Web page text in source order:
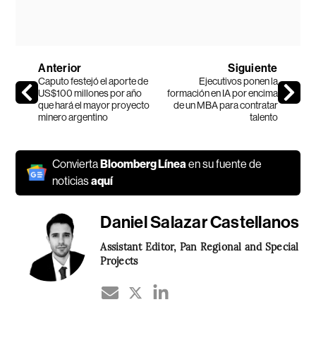
Anterior
Caputo festejó el aporte de
US$100 millones por año
que hará el mayor proyecto
minero argentino
Siguiente
Ejecutivos ponen la
formación en IA por encima
de un MBA para contratar
talento
ConviertaBloomberg Línea en su fuente de
noticiasaquí
Daniel Salazar Castellanos
Assistant Editor, Pan Regional and Special
Projects